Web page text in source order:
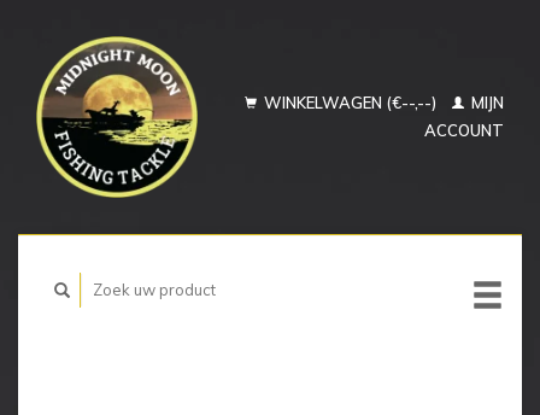
WINKELWAGEN (€--,--)
MIJN
ACCOUNT